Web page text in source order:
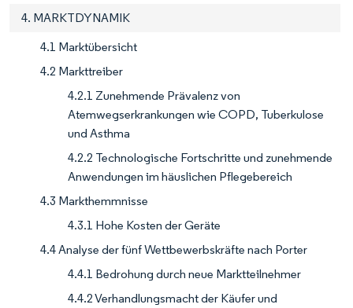
4. MARKTDYNAMIK
4.1 Marktübersicht
4.2 Markttreiber
4.2.1 Zunehmende Prävalenz von
Atemwegserkrankungen wie COPD, Tuberkulose
und Asthma
4.2.2 Technologische Fortschritte und zunehmende
Anwendungen im häuslichen Pflegebereich
4.3 Markthemmnisse
4.3.1 Hohe Kosten der Geräte
4.4 Analyse der fünf Wettbewerbskräfte nach Porter
4.4.1 Bedrohung durch neue Marktteilnehmer
4.4.2 Verhandlungsmacht der Käufer und